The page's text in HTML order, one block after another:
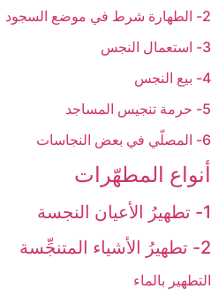
2- الطهارة شرط في موضع السجود
3- استعمال النجس
4- بيع النجس
5- حرمة تنجيس المساجد
6- المصلّي في بعض النجاسات
أنواع المطهّرات‏
1- تطهيرُ الأعيان النجسة
2- تطهيرُ الأشياء المتنجِّسة
التطهير بالماء